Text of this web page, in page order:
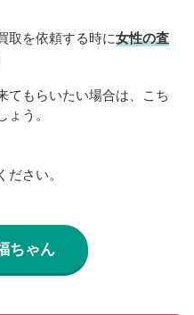
取を依頼する時に女性の査
てもらいたい場合は、こち
う。
さい。
ちゃん